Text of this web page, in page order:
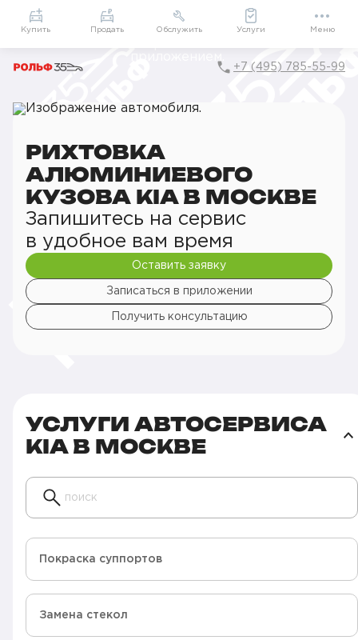
Приложение
Мой РОЛЬФ
Подарки внутри
+7 (495) 785-55-99
Главная
СервисСервис Kia
Кузовной ремонт
Рихтовка алюминиевого кузова
РИХТОВКА
АЛЮМИНИЕВОГО
КУЗОВА KIA В МОСКВЕ
Запишитесь на сервис
в удобное вам время
Оставить заявку
Записаться в приложении
Получить консультацию
УСЛУГИ АВТОСЕРВИСА
KIA В МОСКВЕ
поиск
Покраска суппортов
Замена стекол
Купить Продать Обслужить Услуги Меню